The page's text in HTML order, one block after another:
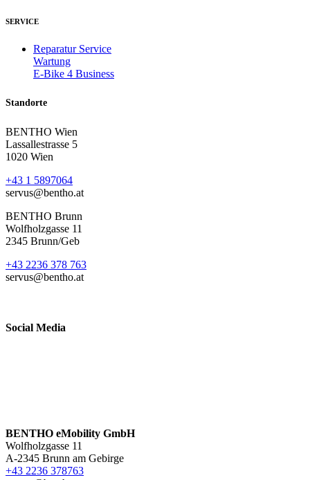
SERVICE
Reparatur Service
Wartung
E-Bike 4 Business
Standorte
BENTHO Wien
Lassallestrasse 5
1020 Wien
+43 1 5897064
servus@bentho.at
BENTHO Brunn
Wolfholzgasse 11
2345 Brunn/Geb
+43 2236 378 763
servus@bentho.at
Social Media
BENTHO eMobility GmbH
Wolfholzgasse 11
A-2345 Brunn am Gebirge
+43 2236 378763